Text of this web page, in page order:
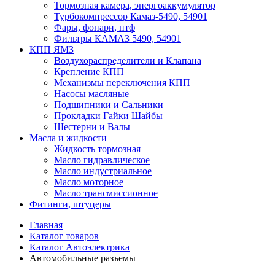
Тормозная камера, энергоаккумулятор
Турбокомпрессор Камаз-5490, 54901
Фары, фонари, птф
Фильтры КАМАЗ 5490, 54901
КПП ЯМЗ
Воздухораспределители и Клапана
Крепление КПП
Механизмы переключения КПП
Насосы масляные
Подшипники и Сальники
Прокладки Гайки Шайбы
Шестерни и Валы
Масла и жидкости
Жидкость тормозная
Масло гидравлическое
Масло индустриальное
Масло моторное
Масло трансмиссионное
Фитинги, штуцеры
Главная
Каталог товаров
Каталог Автоэлектрика
Автомобильные разъемы